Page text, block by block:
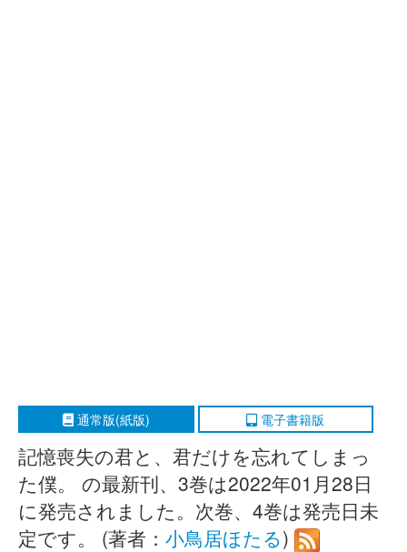
通常版(紙版) 電子書籍版
記憶喪失の君と、君だけを忘れてしまっ
た僕。 の最新刊、3巻は2022年01月28日
に発売されました。次巻、4巻は発売日未
定です。 (著者： 小鳥居ほたる)